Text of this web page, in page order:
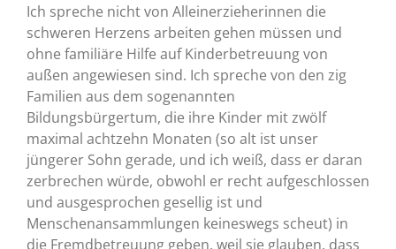
Ich spreche nicht von Alleinerzieherinnen die
schweren Herzens arbeiten gehen müssen und
ohne familiäre Hilfe auf Kinderbetreuung von
außen angewiesen sind. Ich spreche von den zig
Familien aus dem sogenannten
Bildungsbürgertum, die ihre Kinder mit zwölf
maximal achtzehn Monaten (so alt ist unser
jüngerer Sohn gerade, und ich weiß, dass er daran
zerbrechen würde, obwohl er recht aufgeschlossen
und ausgesprochen gesellig ist und
Menschenansammlungen keineswegs scheut) in
die Fremdbetreuung geben, weil sie glauben, dass